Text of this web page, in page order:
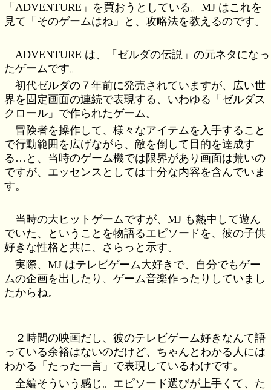
「ADVENTURE」を買おうとしている。MJ はこれを
見て「そのゲームはね」と、攻略法を教えるのです。
ADVENTURE は、「ゼルダの伝説」の元ネタになっ
たゲームです。
初代ゼルダの７年前に発売されていますが、広い世
界を固定画面の連続で表現する、いわゆる「ゼルダス
クロール」で作られたゲーム。
冒険者を操作して、様々なアイテムを入手すること
で行動範囲を広げながら、敵を倒して目的を達成す
る…と、当時のゲーム機では限界があり画面は荒いの
ですが、エッセンスとしては十分な内容を含んでいま
す。
当時の大ヒットゲームですが、MJ も熱中して遊ん
でいた、ということを物語るエピソードを、彼の子供
好きな性格と共に、さらっと示す。
実際、MJ はテレビゲーム大好きで、自分でもゲー
ムの企画を出したり、ゲーム音楽作ったりしていまし
たからね。
２時間の映画だし、彼のテレビゲーム好きなんて語
っている余裕はないのだけど、ちゃんとわかる人には
わかる「たった一言」で表現しているわけです。
全編そういう感じ。エピソード選びが上手くて、た